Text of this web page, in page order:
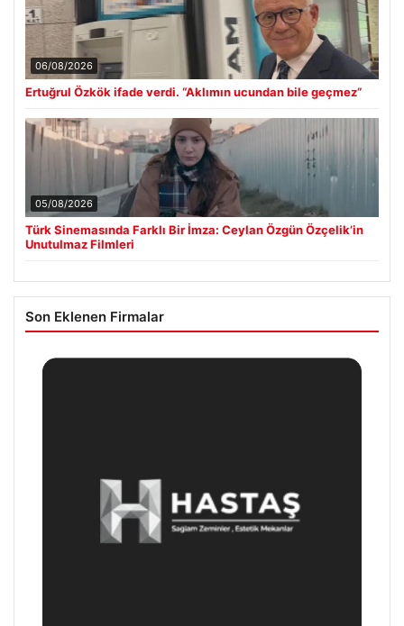
06/08/2026
Ertuğrul Özkök ifade verdi. “Aklımın ucundan bile geçmez”
05/08/2026
Türk Sinemasında Farklı Bir İmza: Ceylan Özgün Özçelik’in
Unutulmaz Filmleri
Son Eklenen Firmalar